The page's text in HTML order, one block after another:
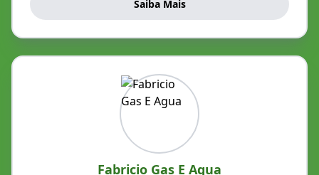
Saiba Mais
Fabricio Gas E Agua